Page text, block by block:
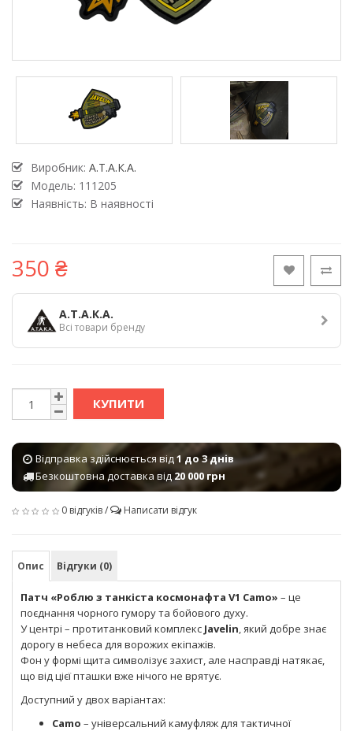
Виробник: А.Т.А.К.А.
Модель: 111205
Наявність: В наявності
350 ₴
А.Т.А.К.А.
Всі товари бренду
КУПИТИ
Відправка здійснюється від1 до 3 днів
Безкоштовна доставка від20 000 грн
0 відгуків/ Написати відгук
Опис Відгуки (0)
Патч «Роблю з танкіста космонафта V1 Camo» – це
поєднання чорного гумору та бойового духу.
У центрі – протитанковий комплекс Javelin, який добре знає
дорогу в небеса для ворожих екіпажів.
Фон у формі щита символізує захист, але насправді натякає,
що від цієї пташки вже нічого не врятує.
Доступний у двох варіантах:
Camo – універсальний камуфляж для тактичної